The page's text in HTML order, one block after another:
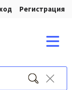
Регистрация